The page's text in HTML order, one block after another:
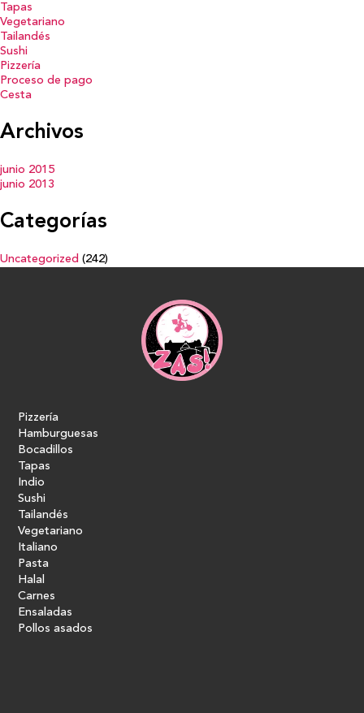
Tapas
Vegetariano
Tailandés
Sushi
Pizzería
Proceso de pago
Cesta
Archivos
junio 2015
junio 2013
Categorías
Uncategorized (242)
Pizzería
Hamburguesas
Bocadillos
Tapas
Indio
Sushi
Tailandés
Vegetariano
Italiano
Pasta
Halal
Carnes
Ensaladas
Pollos asados